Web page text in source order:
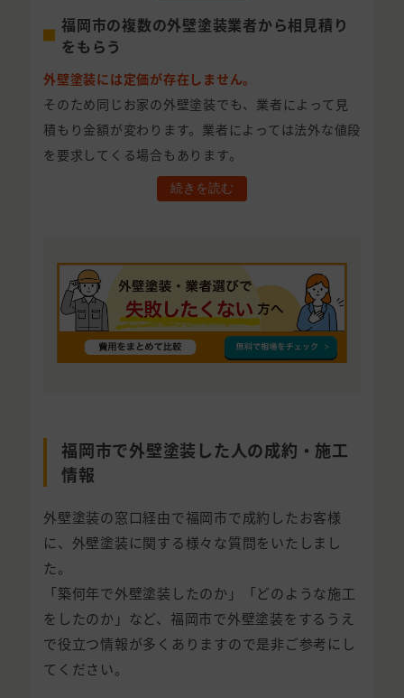
福岡市の複数の外壁塗装業者から相見積り
をもらう
外壁塗装には定価が存在しません。
そのため同じお家の外壁塗装でも、業者によって見
積もり金額が変わります。業者によっては法外な値段
を要求してくる場合もあります。
続きを読む
福岡市で外壁塗装した人の成約・施工
情報
外壁塗装の窓口経由で福岡市で成約したお客様
に、外壁塗装に関する様々な質問をいたしまし
た。
「築何年で外壁塗装したのか」「どのような施工
をしたのか」など、福岡市で外壁塗装をするうえ
で役立つ情報が多くありますので是非ご参考にし
てください。